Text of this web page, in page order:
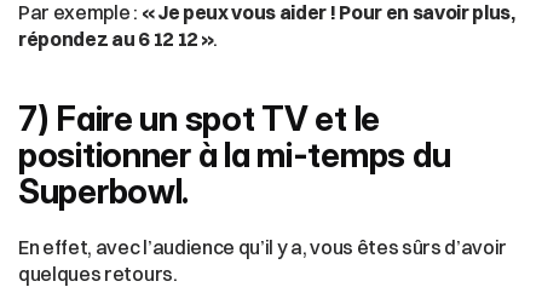
Par exemple : « Je peux vous aider ! Pour en savoir plus,
répondez au 6 12 12 ».
7) Faire un spot TV et le
positionner à la mi-temps du
Superbowl.
En effet, avec l’audience qu’il y a, vous êtes sûrs d’avoir
quelques retours.